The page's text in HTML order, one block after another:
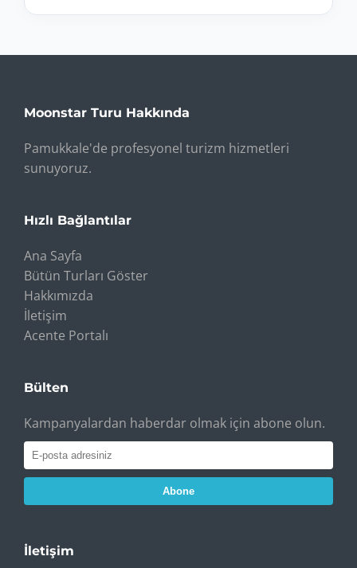
Moonstar Turu Hakkında
Pamukkale'de profesyonel turizm hizmetleri
sunuyoruz.
Hızlı Bağlantılar
Ana Sayfa
Bütün Turları Göster
Hakkımızda
İletişim
Acente Portalı
Bülten
Kampanyalardan haberdar olmak için abone olun.
Abone
İletişim